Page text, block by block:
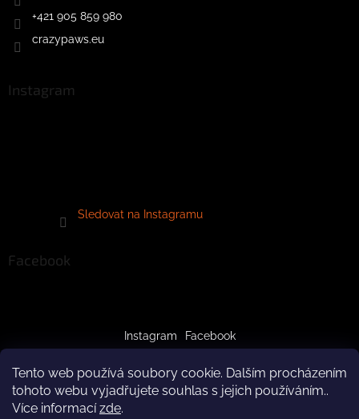
Tento web používá soubory cookie. Dalším procházením
tohoto webu vyjadřujete souhlas s jejich používáním..
Více informacízde.
+421 905 859 980
crazypaws.eu
Instagram
Sledovat na Instagramu
Facebook
Instagram Facebook